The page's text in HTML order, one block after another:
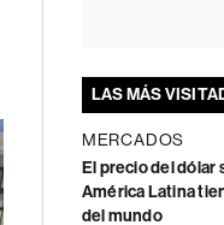
LAS MÁS
MERCADOS
El precio del dólar
América Latina
del mundo